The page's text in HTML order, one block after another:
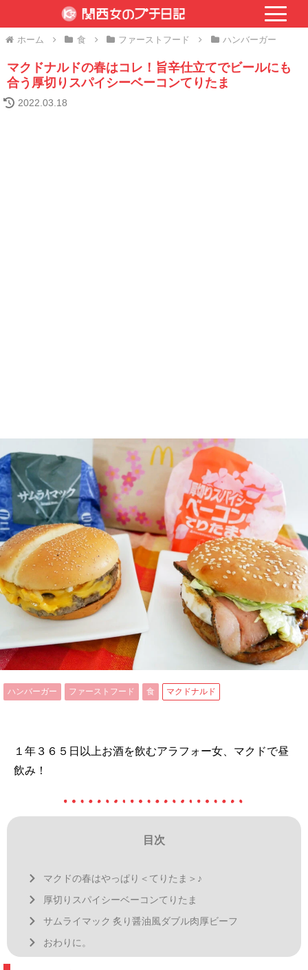
ホーム 食 ファーストフード ハンバーガー
マクドナルドの春はコレ！旨辛仕立てでビールにも
合う厚切りスパイシーベーコンてりたま
2022.03.18
ハンバーガー ファーストフード 食 マクドナルド
１年３６５日以上お酒を飲むアラフォー女、マクドで昼
飲み！
目次
マクドの春はやっぱり＜てりたま＞♪
厚切りスパイシーベーコンてりたま
サムライマック 炙り醤油風ダブル肉厚ビーフ
おわりに。